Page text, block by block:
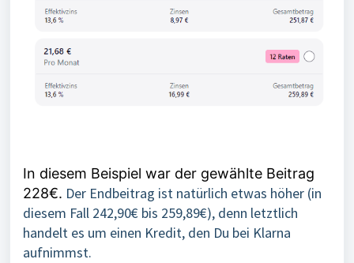
In diesem Beispiel war der gewählte Beitrag
228€. Der Endbeitrag ist natürlich etwas höher (in
diesem Fall 242,90€ bis 259,89€), denn letztlich
handelt es um einen Kredit, den Du bei Klarna
aufnimmst.